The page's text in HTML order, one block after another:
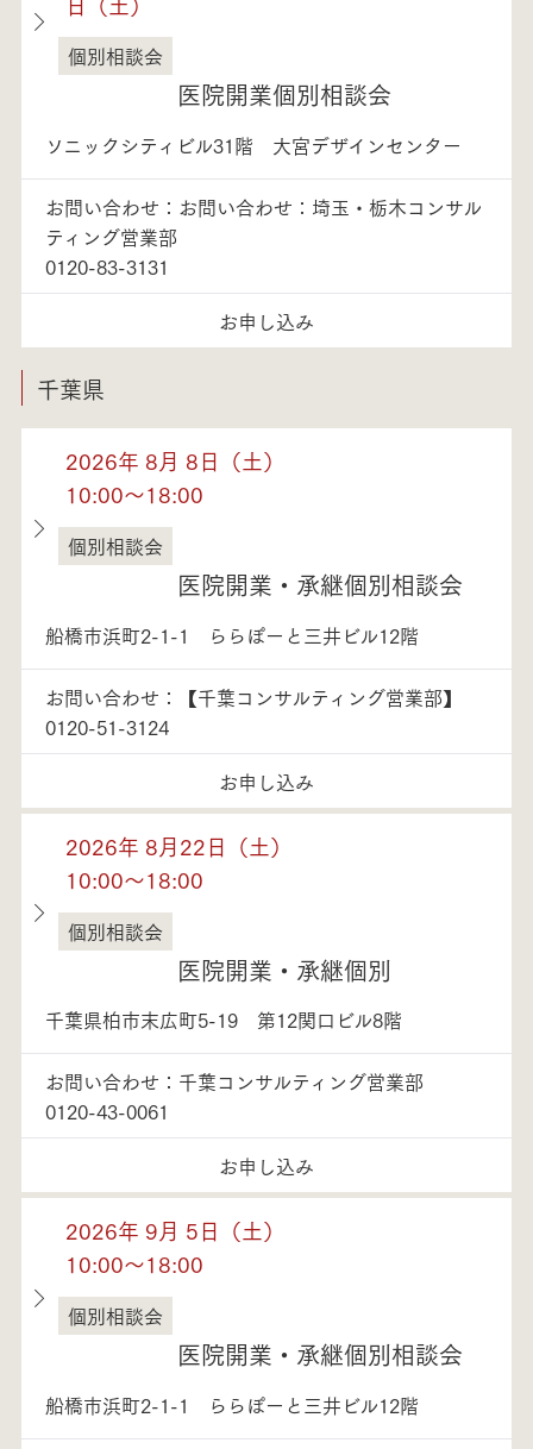
埼玉県
個別相談会
医院開業個別相談会
ソニックシティビル31階 大宮デザインセンター
お問い合わせ：お問い合わせ：埼玉・栃木コンサル
ティング営業部
0120-83-3131
お申し込み
千葉県
2026年 8月 8日（土）
10:00～18:00
千葉県
個別相談会
医院開業・承継個別相談会
船橋市浜町2-1-1 ららぽーと三井ビル12階
お問い合わせ：【千葉コンサルティング営業部】
0120-51-3124
お申し込み
2026年 8月22日（土）
10:00～18:00
千葉県
個別相談会
医院開業・承継個別
千葉県柏市末広町5-19 第12関口ビル8階
お問い合わせ：千葉コンサルティング営業部
0120-43-0061
お申し込み
2026年 9月 5日（土）
10:00～18:00
千葉県
個別相談会
医院開業・承継個別相談会
船橋市浜町2-1-1 ららぽーと三井ビル12階